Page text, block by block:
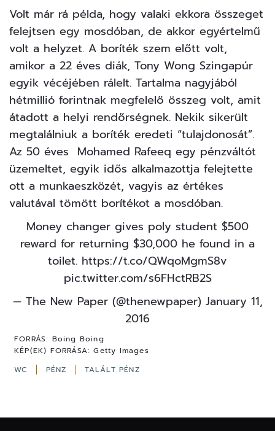
Volt már rá példa, hogy valaki ekkora összeget
felejtsen egy mosdóban, de akkor egyértelmű
volt a helyzet. A boríték szem előtt volt,
amikor a 22 éves diák, Tony Wong Szingapúr
egyik vécéjében rálelt. Tartalma nagyjából
hétmillió forintnak megfelelő összeg volt, amit
átadott a helyi rendőrségnek. Nekik sikerült
megtalálniuk a boríték eredeti “tulajdonosát”.
Az 50 éves Mohamed Rafeeq egy pénzváltót
üzemeltet, egyik idős alkalmazottja felejtette
ott a munkaeszközét, vagyis az értékes
valutával tömött borítékot a mosdóban.
Money changer gives poly student $500
reward for returning $30,000 he found in a
toilet. https://t.co/QWqoMgmS8v
pic.twitter.com/s6FHctRB2S
— The New Paper (@thenewpaper) January 11,
2016
FORRÁS: Boing Boing
KÉP(EK) FORRÁSA: Getty Images
WC
PÉNZ TALÁLT PÉNZ